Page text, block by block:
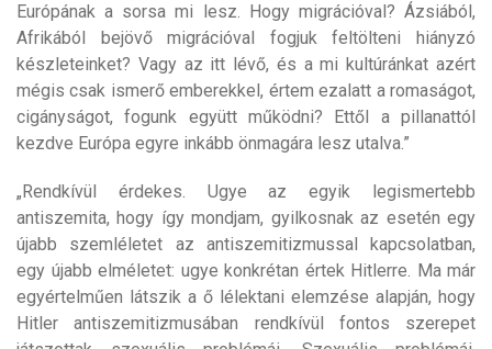
Európának a sorsa mi lesz. Hogy migrációval? Ázsiából,
Afrikából bejövő migrációval fogjuk feltölteni hiányzó
készleteinket? Vagy az itt lévő, és a mi kultúránkat azért
mégis csak ismerő emberekkel, értem ezalatt a romaságot,
cigányságot, fogunk együtt működni? Ettől a pillanattól
kezdve Európa egyre inkább önmagára lesz utalva.”
„Rendkívül érdekes. Ugye az egyik legismertebb
antiszemita, hogy így mondjam, gyilkosnak az esetén egy
újabb szemléletet az antiszemitizmussal kapcsolatban,
egy újabb elméletet: ugye konkrétan értek Hitlerre. Ma már
egyértelműen látszik a ő lélektani elemzése alapján, hogy
Hitler antiszemitizmusában rendkívül fontos szerepet